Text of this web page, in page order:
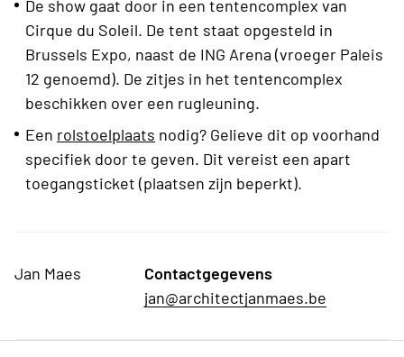
De show gaat door in een tentencomplex van
Cirque du Soleil. De tent staat opgesteld in
Brussels Expo, naast de ING Arena (vroeger Paleis
12 genoemd). De zitjes in het tentencomplex
beschikken over een rugleuning.
Een rolstoelplaats nodig? Gelieve dit op voorhand
specifiek door te geven. Dit vereist een apart
toegangsticket (plaatsen zijn beperkt).
Jan Maes
Contactgegevens
jan@architectjanmaes.be